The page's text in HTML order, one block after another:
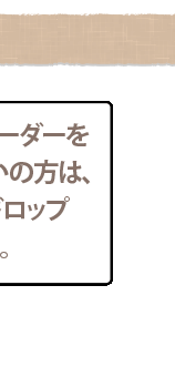
ちよい鍼灸治療で